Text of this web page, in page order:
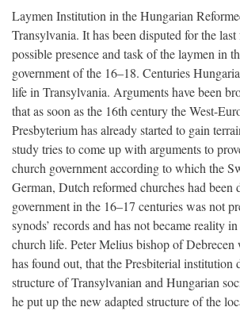
Laymen Institution in the Hungarian
Transylvania. It has been disputed for the last
possible presence and task of the laymen in
government of the 16–18. Centuries
life in Transylvania. Arguments have been
that as soon as the 16th century the West-
Presbyterium has already started to gain
study tries to come up with arguments to
church government according to which the
German, Dutch reformed churches had been
government in the 16–17 centuries was not
synods’ records and has not became reality
church life. Peter Melius bishop of Debrecen
has found out, that the Presbiterial institution
structure of Transylvanian and Hungarian
he put up the new adapted structure of the